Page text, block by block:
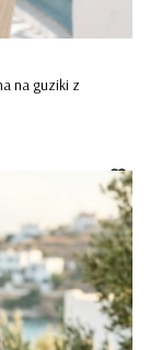
na guziki z